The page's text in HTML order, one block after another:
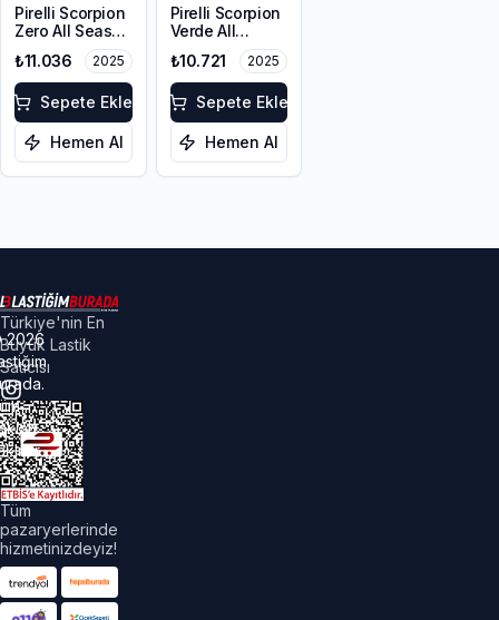
Pirelli Scorpion
Zero All Season
LR 255/55R20
110W XL M+S
₺11.036 2025
Sepete Ekle
Hemen Al
Pirelli Scorpion
Verde All
Season LR
255/55R20
110W XL M+S
₺10.721 2025
Sepete Ekle
Hemen Al
Türkiye'nin En
Büyük Lastik
Satıcısı
Tüm
pazaryerlerinde
hizmetinizdeyiz!
2026